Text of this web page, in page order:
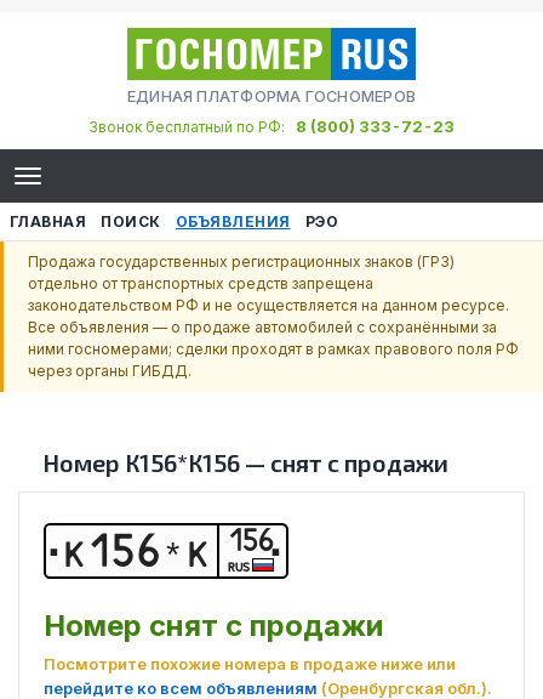
ЕДИНАЯ ПЛАТФОРМА ГОСНОМЕРОВ
Звонок бесплатный по РФ:
8 (800) 333-72-23
ГЛАВНАЯ ПОИСК ОБЪЯВЛЕНИЯ РЭО
Продажа государственных регистрационных знаков (ГРЗ)
отдельно от транспортных средств запрещена
законодательством РФ и не осуществляется на данном ресурсе.
Все объявления — о продаже автомобилей с сохранёнными за
ними госномерами; сделки проходят в рамках правового поля РФ
через органы ГИБДД.
Номер К156*К156 — снят с продажи
К 1 56 * К 156
RUS
Номер снят с продажи
Посмотрите похожие номера в продаже ниже или
перейдите ко всем объявлениям (Оренбургская обл.).